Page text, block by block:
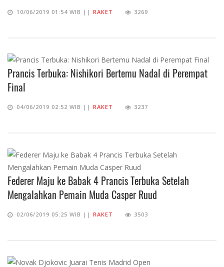
10/06/2019 01:54 WIB || RAKET 3269
Prancis Terbuka: Nishikori Bertemu Nadal di Perempat
Final
04/06/2019 02:52 WIB || RAKET 3237
Federer Maju ke Babak 4 Prancis Terbuka Setelah
Mengalahkan Pemain Muda Casper Ruud
02/06/2019 05:25 WIB || RAKET 3503